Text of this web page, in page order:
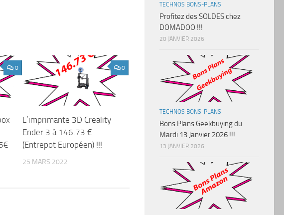
0 0
L’imprimante 3D Creality
Ender 3 à 146.73 €
(Entrepot Européen) !!!
25 MARS 2022
TECHNOS BONS-PLANS
Profitez des SOLDES chez
DOMADOO !!!
20 JANVIER 2026
TECHNOS BONS-PLANS
Bons Plans Geekbuying du
Mardi 13 Janvier 2026 !!!
13 JANVIER 2026